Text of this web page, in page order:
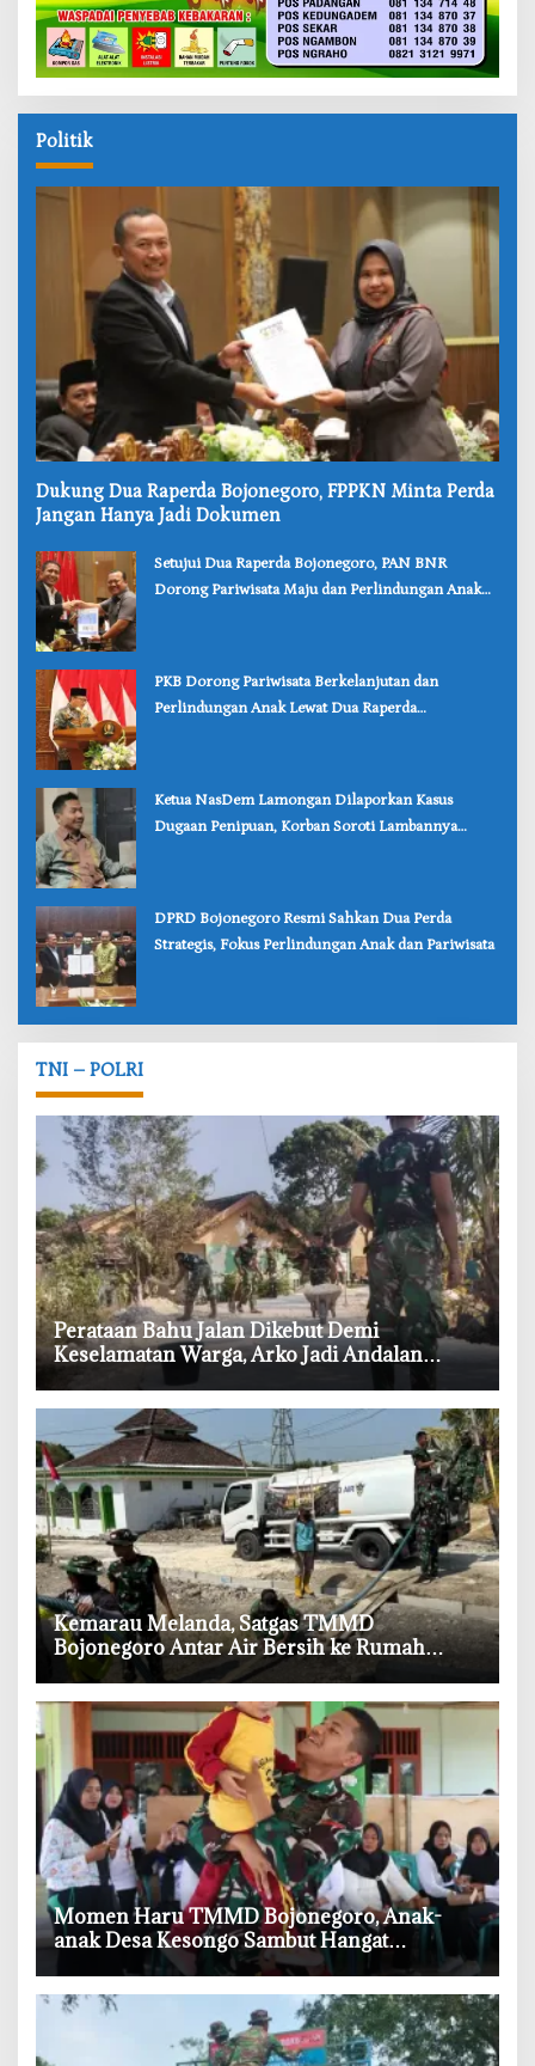
Politik
‎Dukung Dua Raperda Bojonegoro, FPPKN Minta Perda
Jangan Hanya Jadi Dokumen
‎Setujui Dua Raperda Bojonegoro, PAN BNR
Dorong Pariwisata Maju dan Perlindungan Anak
‎PKB Dorong Pariwisata Berkelanjutan dan
Perlindungan Anak Lewat Dua Raperda
‎Ketua NasDem Lamongan Dilaporkan Kasus
Dugaan Penipuan, Korban Soroti Lambannya
‎DPRD Bojonegoro Resmi Sahkan Dua Perda
Strategis, Fokus Perlindungan Anak dan Pariwisata
TNI – POLRI
‎Perataan Bahu Jalan Dikebut Demi
Keselamatan Warga, Arko Jadi Andalan
Satgas TMMD Bojonegoro
‎Kemarau Melanda, Satgas TMMD
Bojonegoro Antar Air Bersih ke Rumah
Warga
‎Momen Haru TMMD Bojonegoro, Anak-
anak Desa Kesongo Sambut Hangat
Kehadiran Prajurit TNI